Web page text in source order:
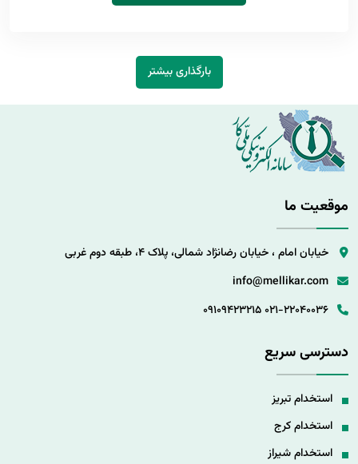
بارگذاری بیشتر
موقعیت ما
خیابان امام ، خیابان رضانژاد شمالی، پلاک 4، طبقه دوم غربی
info@mellikar.com
021-22040036
09109423215
دسترسی سریع
استخدام تبریز
استخدام کرج
استخدام شیراز